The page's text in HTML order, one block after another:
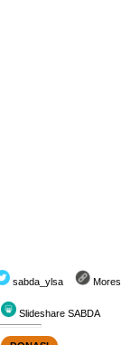
sabda_ylsa Mores
Slideshare SABDA